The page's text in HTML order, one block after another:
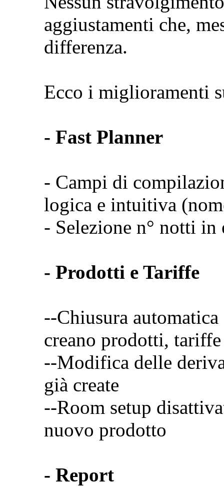
aggiustamenti che,
differenza.
Ecco i miglioramenti
- Fast Planner
- Campi di
logica e intuitiva
- Selezione n° notti in
- Prodotti e Tariffe
--Chiusura
creano prodotti,
--Modifica delle
già create
--Room setup
nuovo prodotto
- Report